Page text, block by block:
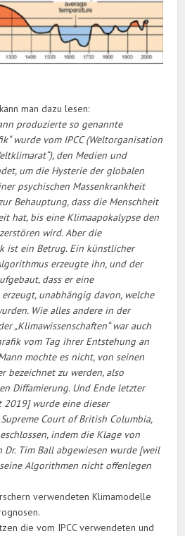
kann man dazu lesen:
produzierte so genannte
wurde vom IPCC (Weltorganisation
den Medien und
um die Hysterie der globalen
psychischen Massenkrankheit
Behauptung, dass die Menschheit
hat, bis eine Klimaapokalypse den
wird. Aber die
ist ein Betrug. Ein künstlicher
erzeugte ihn, und der
dass er eine
unabhängig davon, welche
Wie alles andere in der
„Klimawissenschaften“ war auch
vom Tag ihrer Entstehung an
mochte es nicht, von seinen
bezeichnet zu werden, also
Diffamierung. Und Ende letzter
2019] wurde eine dieser
Court of British Columbia,
indem die Klage von
Dr. Tim Ball abgewiesen wurde [weil
Algorithmen nicht offenlegen
verwendeten Klimamodelle
die vom IPCC verwendeten und